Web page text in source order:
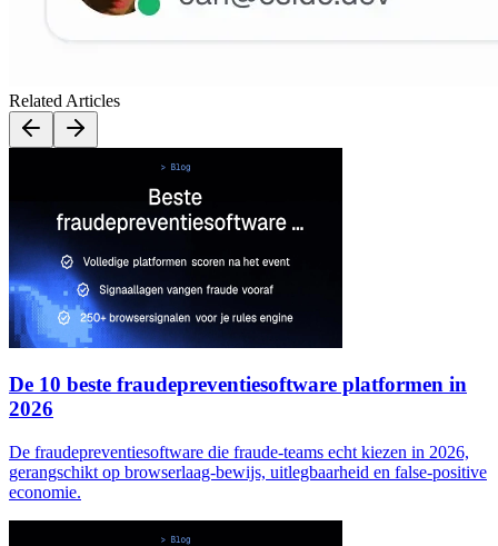
Related Articles
De 10 beste fraudepreventiesoftware platformen in
2026
De fraudepreventiesoftware die fraude-teams echt kiezen in 2026,
gerangschikt op browserlaag-bewijs, uitlegbaarheid en false-positive
economie.